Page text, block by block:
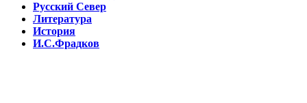
Русский Север
Литература
История
И.С.Фрадков